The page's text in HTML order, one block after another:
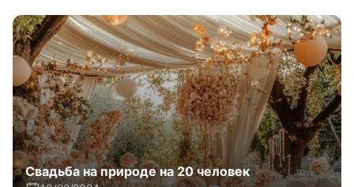
Свадьба на природе на 20 человек